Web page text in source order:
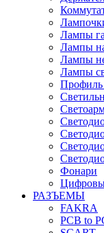
Лампы
Лампы
Лампы
Лампы
Профиль
Фонари
РАЗЪЕМЫ
FAKRA
PCB to